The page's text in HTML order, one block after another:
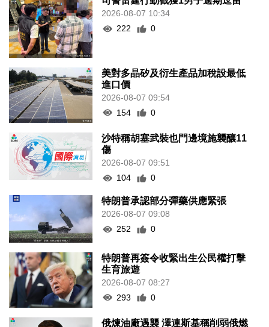
2026-08-07 10:34
222
0
美對多晶矽及衍生產品加稅設最低
進口價
2026-08-07 09:54
154
0
沙特稱胡塞武裝也門邊境施襲釀11
傷
2026-08-07 09:51
104
0
特朗普承認部分彈藥供應緊張
2026-08-07 09:08
252
0
特朗普再簽令收緊出生公民權打擊
生育旅遊
2026-08-07 08:27
293
0
俄煉油廠遇襲 澤連斯基稱削弱俄燃